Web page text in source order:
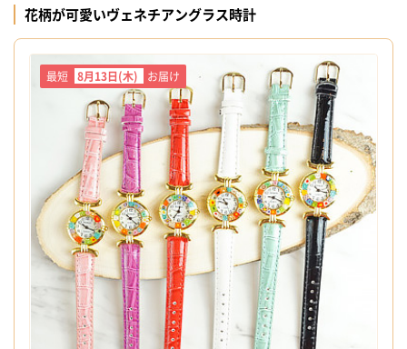
花柄が可愛いヴェネチアングラス時計
最短 8月13日(木) お届け